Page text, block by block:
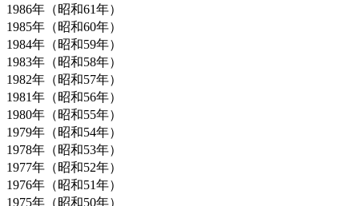
1986年（昭和61年）
1985年（昭和60年）
1984年（昭和59年）
1983年（昭和58年）
1982年（昭和57年）
1981年（昭和56年）
1980年（昭和55年）
1979年（昭和54年）
1978年（昭和53年）
1977年（昭和52年）
1976年（昭和51年）
1975年（昭和50年）